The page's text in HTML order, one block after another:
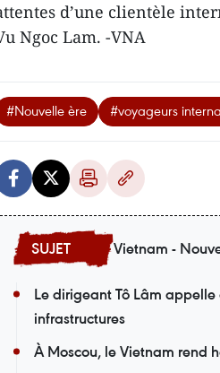
d’une clientèle
Ngoc Lam. -VNA
#Nouvelle ère #voyageurs
Vietnam -
Le dirigeant Tô Lâm
infrastructures
À Moscou, le Vietnam rend